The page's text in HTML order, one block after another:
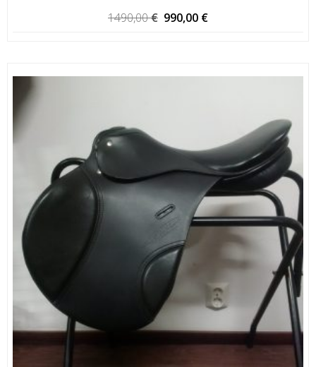
1490,00€ Alkuperäinen
990,00 €